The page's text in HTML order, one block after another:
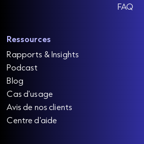
FAQ
Ressources
Rapports & Insights
Podcast
Blog
Cas d'usage
Avis de nos clients
Centre d'aide